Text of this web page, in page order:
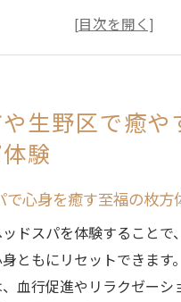
ヘッドスパ集中ケアで毎日が
転換にもおすすめな集中ケ
ッドスパ集中ケアがもたら
効果
ッドスパで心まで整う理由
中ケア習慣で自分らしさ
ッドスパ集中ケアの選び
阪エリアで話題の集中ケ
生野区で癒や
験
で心身を癒す至福の枚方
ドスパを体験することで
ともにリセットできます
血行促進やリラクゼーシ